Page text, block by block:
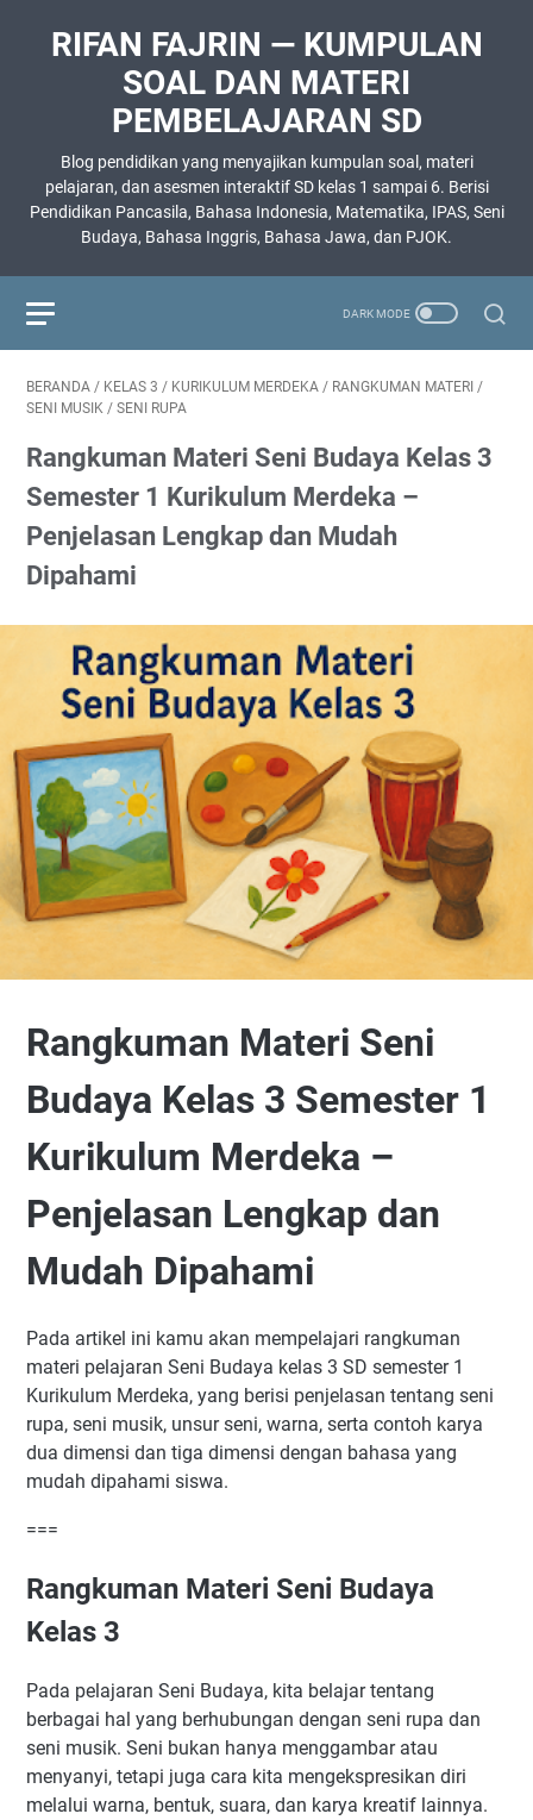
RIFAN FAJRIN — KUMPULAN
SOAL DAN MATERI
PEMBELAJARAN SD
Blog pendidikan yang menyajikan kumpulan soal, materi
pelajaran, dan asesmen interaktif SD kelas 1 sampai 6. Berisi
Pendidikan Pancasila, Bahasa Indonesia, Matematika, IPAS, Seni
Budaya, Bahasa Inggris, Bahasa Jawa, dan PJOK.
BERANDA / KELAS 3 / KURIKULUM MERDEKA / RANGKUMAN MATERI /
SENI MUSIK / SENI RUPA
Rangkuman Materi Seni Budaya Kelas 3
Semester 1 Kurikulum Merdeka –
Penjelasan Lengkap dan Mudah
Dipahami
Rangkuman Materi Seni
Budaya Kelas 3 Semester 1
Kurikulum Merdeka –
Penjelasan Lengkap dan
Mudah Dipahami
Pada artikel ini kamu akan mempelajari rangkuman
materi pelajaran Seni Budaya kelas 3 SD semester 1
Kurikulum Merdeka, yang berisi penjelasan tentang seni
rupa, seni musik, unsur seni, warna, serta contoh karya
dua dimensi dan tiga dimensi dengan bahasa yang
mudah dipahami siswa.
===
Rangkuman Materi Seni Budaya
Kelas 3
Pada pelajaran Seni Budaya, kita belajar tentang
berbagai hal yang berhubungan dengan seni rupa dan
seni musik. Seni bukan hanya menggambar atau
menyanyi, tetapi juga cara kita mengekspresikan diri
melalui warna, bentuk, suara, dan karya kreatif lainnya.